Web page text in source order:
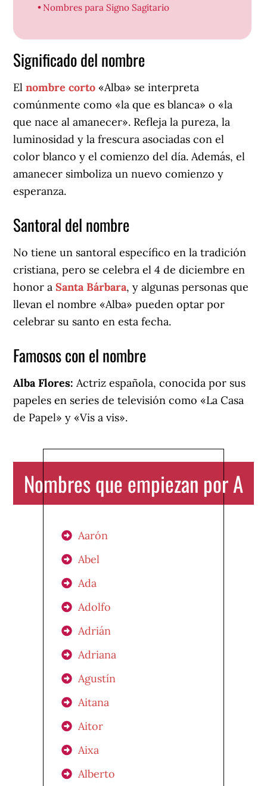
Nombres para Signo Sagitario
Significado del nombre
Elnombre corto «Alba» se interpreta
comúnmente como «la que es blanca» o «la
que nace al amanecer». Refleja la pureza, la
luminosidad y la frescura asociadas con el
color blanco y el comienzo del día. Además, el
amanecer simboliza un nuevo comienzo y
esperanza.
Santoral del nombre
No tiene un santoral específico en la tradición
cristiana, pero se celebra el 4 de diciembre en
honor aSanta Bárbara, y algunas personas que
llevan el nombre «Alba» pueden optar por
celebrar su santo en esta fecha.
Famosos con el nombre
Alba Flores: Actriz española, conocida por sus
papeles en series de televisión como «La Casa
de Papel» y «Vis a vis».
Nombres que empiezan por A
Aarón
Abel
Ada
Adolfo
Adrián
Adriana
Agustín
Aitana
Aitor
Aixa
Alberto